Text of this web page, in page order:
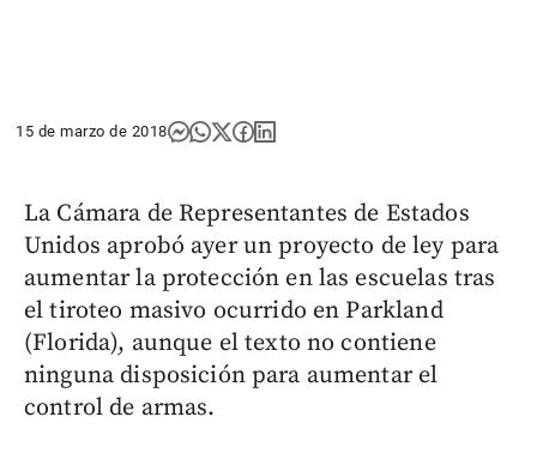
15 de marzo de 2018
La Cámara de Representantes de Estados
Unidos aprobó ayer un proyecto de ley para
aumentar la protección en las escuelas tras
el tiroteo masivo ocurrido en Parkland
(Florida), aunque el texto no contiene
ninguna disposición para aumentar el
control de armas.